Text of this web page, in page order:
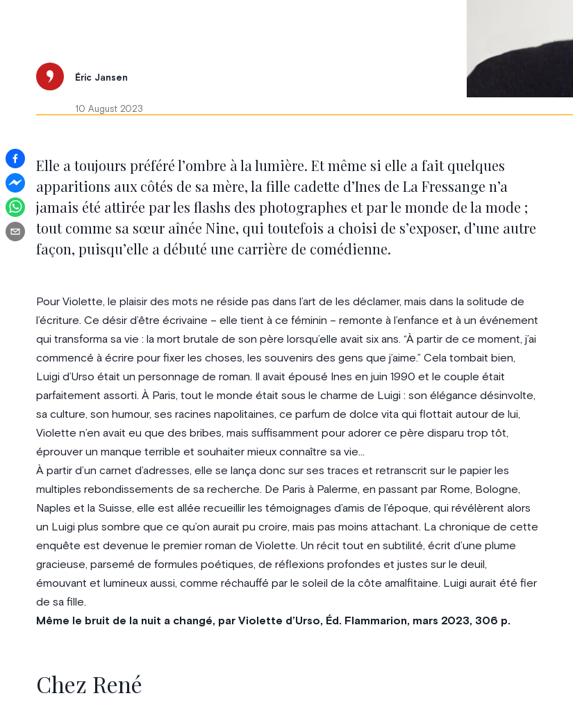
Éric Jansen
10 August 2023
Elle a toujours préféré l’ombre à la lumière. Et même si elle a fait quelques
apparitions aux côtés de sa mère, la fille cadette d’Ines de La Fressange n’a
jamais été attirée par les flashs des photographes et par le monde de la mode ;
tout comme sa sœur aînée Nine, qui toutefois a choisi de s’exposer, d’une autre
façon, puisqu’elle a débuté une carrière de comédienne.
Pour Violette, le plaisir des mots ne réside pas dans l’art de les déclamer, mais dans la solitude de
l’écriture. Ce désir d’être écrivaine – elle tient à ce féminin – remonte à l’enfance et à un événement
qui transforma sa vie : la mort brutale de son père lorsqu’elle avait six ans. “À partir de ce moment, j’ai
commencé à écrire pour fixer les choses, les souvenirs des gens que j’aime.” Cela tombait bien,
Luigi d’Urso était un personnage de roman. Il avait épousé Ines en juin 1990 et le couple était
parfaitement assorti. À Paris, tout le monde était sous le charme de Luigi : son élégance désinvolte,
sa culture, son humour, ses racines napolitaines, ce parfum de dolce vita qui flottait autour de lui,
Violette n’en avait eu que des bribes, mais suffisamment pour adorer ce père disparu trop tôt,
éprouver un manque terrible et souhaiter mieux connaître sa vie…
À partir d’un carnet d’adresses, elle se lança donc sur ses traces et retranscrit sur le papier les
multiples rebondissements de sa recherche. De Paris à Palerme, en passant par Rome, Bologne,
Naples et la Suisse, elle est allée recueillir les témoignages d’amis de l’époque, qui révélèrent alors
un Luigi plus sombre que ce qu’on aurait pu croire, mais pas moins attachant. La chronique de cette
enquête est devenue le premier roman de Violette. Un récit tout en subtilité, écrit d’une plume
gracieuse, parsemé de formules poétiques, de réflexions profondes et justes sur le deuil,
émouvant et lumineux aussi, comme réchauffé par le soleil de la côte amalfitaine. Luigi aurait été fier
de sa fille.
Même le bruit de la nuit a changé, par Violette d’Urso, Éd. Flammarion, mars 2023, 306 p.
Chez René